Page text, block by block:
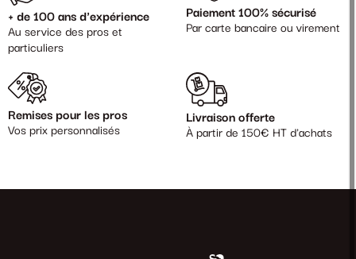
+ de 100 ans d'expérience
Au service des pros et
particuliers
Paiement 100% sécurisé
Par carte bancaire ou virement
Remises pour les pros
Vos prix personnalisés
Livraison offerte
À partir de 150€ HT d'achats